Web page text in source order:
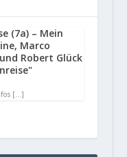
(7a) – Mein
Marco
Robert Glück
[…]